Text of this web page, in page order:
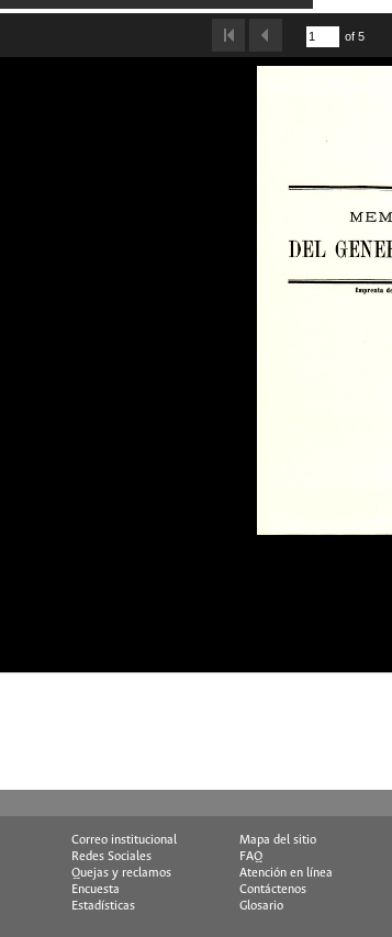
of 5
Correo institucional
Mapa del sitio
Redes Sociales
FAQ
Quejas y reclamos
Atención en línea
Encuesta
Contáctenos
Estadísticas
Glosario